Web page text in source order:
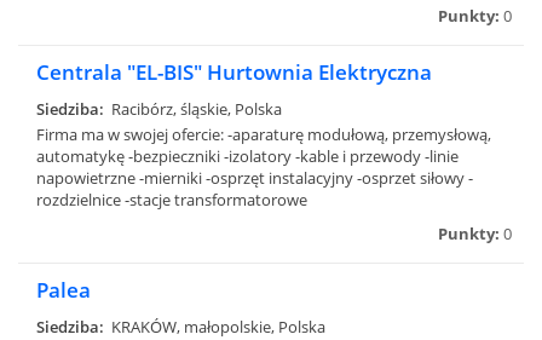
Punkty: 0
Centrala "EL-BIS" Hurtownia Elektryczna
Siedziba: Racibórz, śląskie, Polska
Firma ma w swojej ofercie: -aparaturę modułową, przemysłową,
automatykę -bezpieczniki -izolatory -kable i przewody -linie
napowietrzne -mierniki -osprzęt instalacyjny -osprzet siłowy -
rozdzielnice -stacje transformatorowe
Punkty: 0
Palea
Siedziba: KRAKÓW, małopolskie, Polska